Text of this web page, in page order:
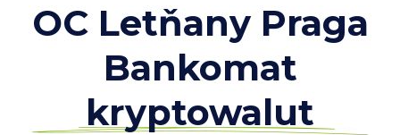
OC Letňany Praga
Bankomat
kryptowalut